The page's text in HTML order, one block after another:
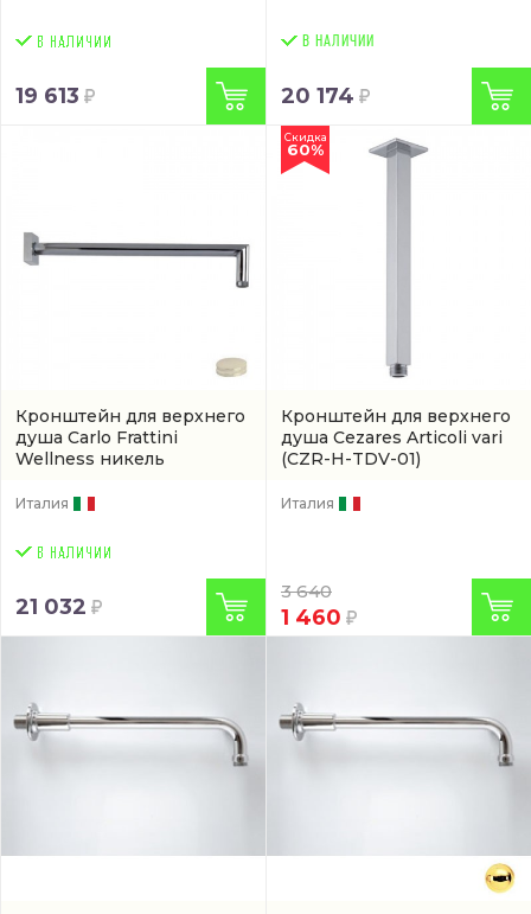
19 613
В НАЛИЧИИ
20 174
Кронштейн для верхнего
душа Carlo Frattini
Wellness никель
Италия
21 032
Кронштейн для верхнего
душа Cezares Articoli vari
(CZR-H-TDV-01)
Скидка
60%
Италия
3 640
1 460